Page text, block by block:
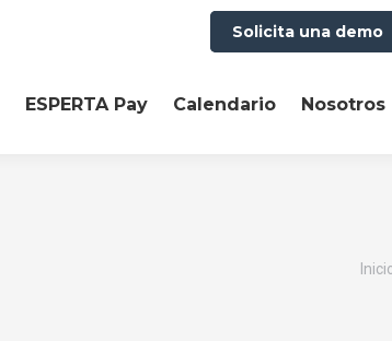
Solicita una demo
ESPERTA Pay Calendario Nosotros